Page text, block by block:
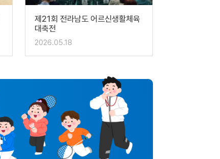
제21회 전라남도 어르신생활체육
대축전
2026.05.18